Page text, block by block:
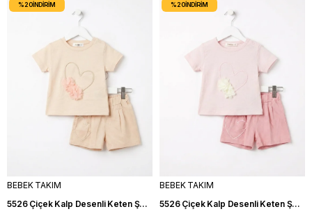
BEBEK TAKIM
5526 Çiçek Kalp Desenli Keten Şortlu İkili Kız Bebek Takım SOMON
%20İNDIRIM
BEBEK TAKIM
5526 Çiçek Kalp Desenli Keten Şortlu İkili Kız Bebek Takım PEMBE
%20İNDIRIM